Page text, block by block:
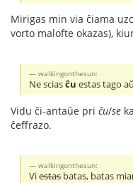
Mirigas min via ĉiama
vorto malofte okazas),
walkingonthesun:
Ne sciasĉu estas tago
Vidu ĉi-antaŭe pri ĉu/se
ĉeffrazo.
walkingonthesun:
Viestasbatas, batas mia